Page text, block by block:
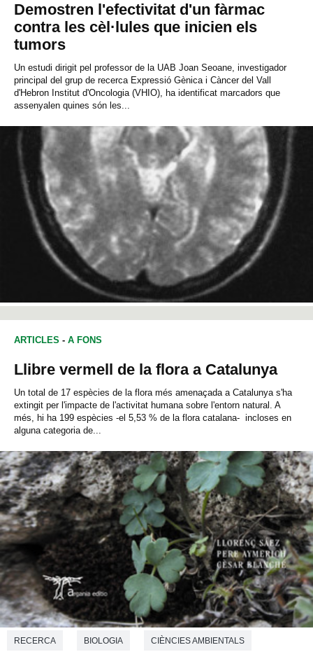
Demostren l'efectivitat d'un fàrmac
contra les cèl·lules que inicien els
tumors
Un estudi dirigit pel professor de la UAB Joan Seoane, investigador
principal del grup de recerca Expressió Gènica i Càncer del Vall
d'Hebron Institut d'Oncologia (VHIO), ha identificat marcadors que
assenyalen quines són les...
ARTICLES - A FONS
Llibre vermell de la flora a Catalunya
Un total de 17 espècies de la flora més amenaçada a Catalunya s'ha
extingit per l'impacte de l'activitat humana sobre l'entorn natural. A
més, hi ha 199 espècies -el 5,53 % de la flora catalana- incloses en
alguna categoria de...
RECERCA BIOLOGIA CIÈNCIES AMBIENTALS